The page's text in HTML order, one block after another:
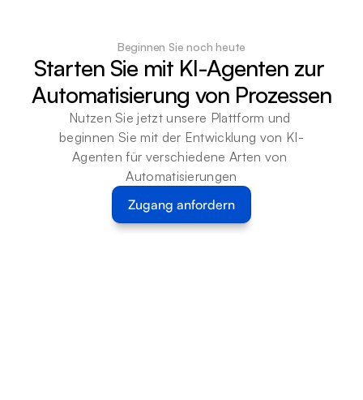
Beginnen Sie noch heute
Starten Sie mit KI-Agenten zur
Automatisierung von Prozessen
Nutzen Sie jetzt unsere Plattform und
beginnen Sie mit der Entwicklung von KI-
Agenten für verschiedene Arten von
Automatisierungen
Zugang anfordern